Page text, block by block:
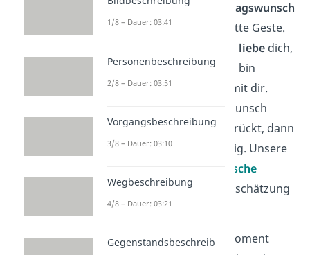
Ein liebevollerGeburtstagswunsch
ist mehr als nur eine nette Geste.
liebedich,
ich schätze dich und ich bin
dankbarfür jeden Tag mit dir.
Wenn du nach einem Wunsch
suchst, der all das ausdrückt, dann
bist du hier genau richtig. Unsere
Top 5 Geburtstagswünsche
bringen Liebe und Wertschätzung
auf den Punkt.
Mit dir wird jeder Moment
1/8 – Dauer: 03:41
Personenbeschreibung
2/8 – Dauer: 03:51
Vorgangsbeschreibung
3/8 – Dauer: 03:10
Wegbeschreibung
4/8 – Dauer: 03:21
Gegenstandsbeschreib